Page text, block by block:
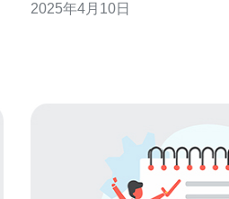
为越来越多企业和个人的首选。 香港作为国际金融中
2025年4月10日